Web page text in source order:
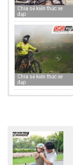
Chia sẻ kiến thức xe
đạp
Chia sẻ kiến thức xe
đạp